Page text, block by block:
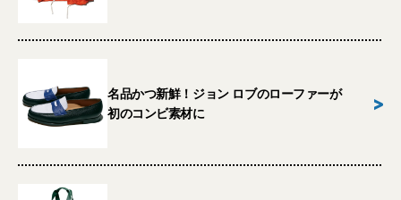
名品かつ新鮮！ジョン ロブのローファーが
初のコンビ素材に
>